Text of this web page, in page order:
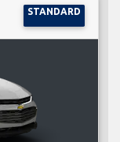
STANDARD